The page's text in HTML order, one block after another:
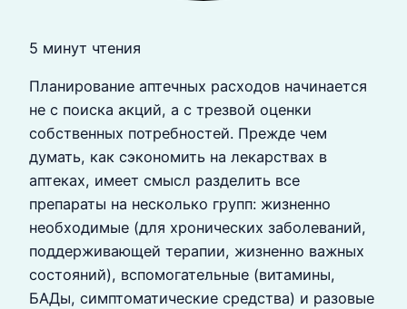
5 минут чтения
Планирование аптечных расходов начинается
не с поиска акций, а с трезвой оценки
собственных потребностей. Прежде чем
думать, как сэкономить на лекарствах в
аптеках, имеет смысл разделить все
препараты на несколько групп: жизненно
необходимые (для хронических заболеваний,
поддерживающей терапии, жизненно важных
состояний), вспомогательные (витамины,
БАДы, симптоматические средства) и разовые